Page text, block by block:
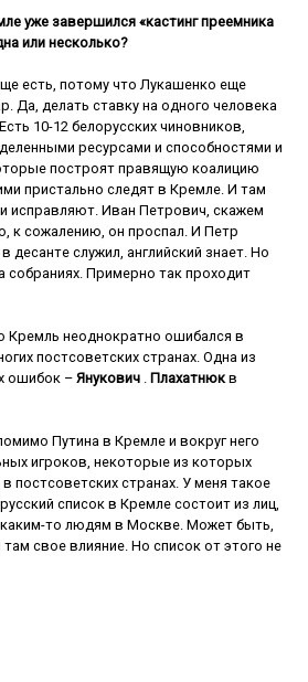
уже завершился «кастинг преемника
или несколько?
есть, потому что Лукашенко еще
Да, делать ставку на одного человека
10-12 белорусских чиновников,
ресурсами и способностями и
построят правящую коалицию
пристально следят в Кремле. И там
исправляют. Иван Петрович, скажем
к сожалению, он проспал. И Петр
десанте служил, английский знает. Но
собраниях. Примерно так проходит
Кремль неоднократно ошибался в
постсоветских странах. Одна из
ошибок – Янукович . Плахатнюкв
Путина в Кремле и вокруг него
игроков, некоторые из которых
постсоветских странах. У меня такое
список в Кремле состоит из лиц,
то людям в Москве. Может быть,
свое влияние. Но список от этого не